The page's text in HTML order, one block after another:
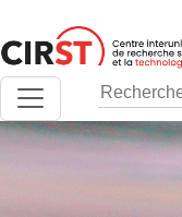
au
contenu